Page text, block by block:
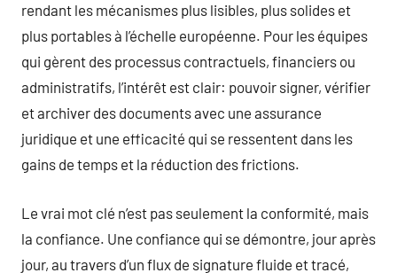
rendant les mécanismes plus lisibles, plus solides et
plus portables à l’échelle européenne. Pour les équipes
qui gèrent des processus contractuels, financiers ou
administratifs, l’intérêt est clair: pouvoir signer, vérifier
et archiver des documents avec une assurance
juridique et une efficacité qui se ressentent dans les
gains de temps et la réduction des frictions.
Le vrai mot clé n’est pas seulement la conformité, mais
la confiance. Une confiance qui se démontre, jour après
jour, au travers d’un flux de signature fluide et tracé,